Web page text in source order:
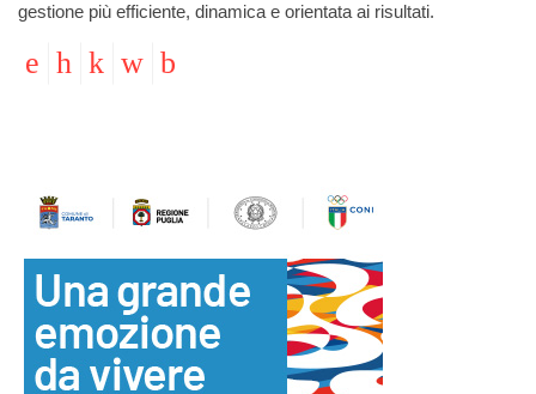
gestione più efficiente, dinamica e orientata ai risultati.